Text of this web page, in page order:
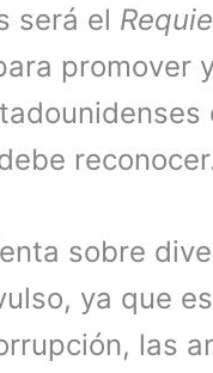
será el
promover
sobre
ya que
las